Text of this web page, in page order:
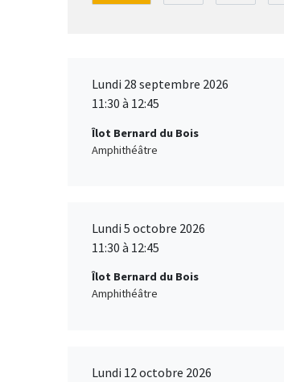
Lundi 28 septembre 2026
11:30 à 12:45
Îlot Bernard du Bois
Amphithéâtre
Lundi 5 octobre 2026
11:30 à 12:45
Îlot Bernard du Bois
Amphithéâtre
Lundi 12 octobre 2026